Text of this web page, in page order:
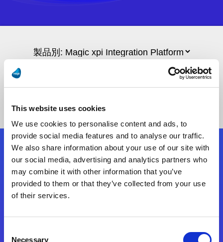
This website uses cookies
We use cookies to personalise content and ads, to
provide social media features and to analyse our traffic.
We also share information about your use of our site with
our social media, advertising and analytics partners who
may combine it with other information that you’ve
provided to them or that they’ve collected from your use
of their services.
Necessary
お問合せ
フォローする